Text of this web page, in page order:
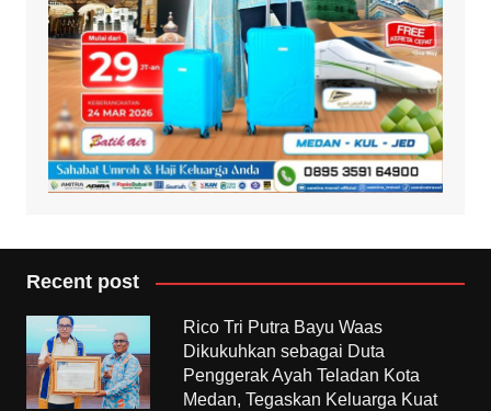
Recent post
Rico Tri Putra Bayu Waas
Dikukuhkan sebagai Duta
Penggerak Ayah Teladan Kota
Medan, Tegaskan Keluarga Kuat